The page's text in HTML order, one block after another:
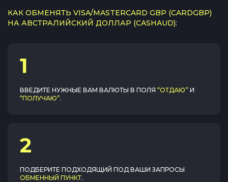
КАК ОБМЕНЯТЬ VISA/MASTERCARD GBP (CARDGBP)
НА АВСТРАЛИЙСКИЙ ДОЛЛАР (CASHAUD):
1
ВВЕДИТЕ НУЖНЫЕ ВАМ ВАЛЮТЫ В ПОЛЯ “ОТДАЮ” И
“ПОЛУЧАЮ”.
2
ПОДБЕРИТЕ ПОДХОДЯЩИЙ ПОД ВАШИ ЗАПРОСЫ
ОБМЕННЫЙ ПУНКТ.